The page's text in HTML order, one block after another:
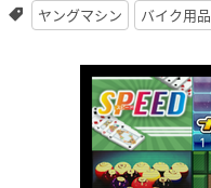
ヤングマシン バイク用品